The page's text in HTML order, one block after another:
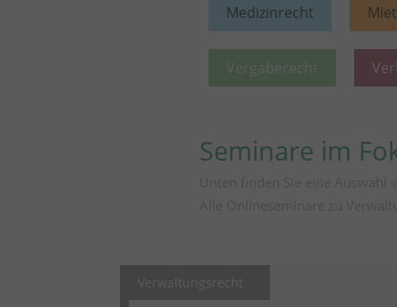
Medizinrecht
Vergaberecht
Seminare im
Verwaltungsrecht